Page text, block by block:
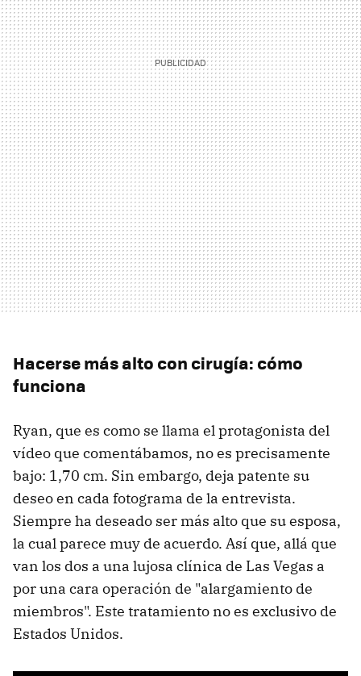
Hacerse más alto con cirugía: cómo
funciona
Ryan, que es como se llama el protagonista del
vídeo que comentábamos, no es precisamente
bajo: 1,70 cm. Sin embargo, deja patente su
deseo en cada fotograma de la entrevista.
Siempre ha deseado ser más alto que su esposa,
la cual parece muy de acuerdo. Así que, allá que
van los dos a una lujosa clínica de Las Vegas a
por una cara operación de "alargamiento de
miembros". Este tratamiento no es exclusivo de
Estados Unidos.